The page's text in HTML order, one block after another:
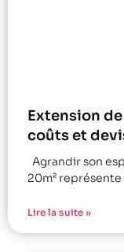
Extension
coûts et
Agrandir son
20m²
Lire la suite »